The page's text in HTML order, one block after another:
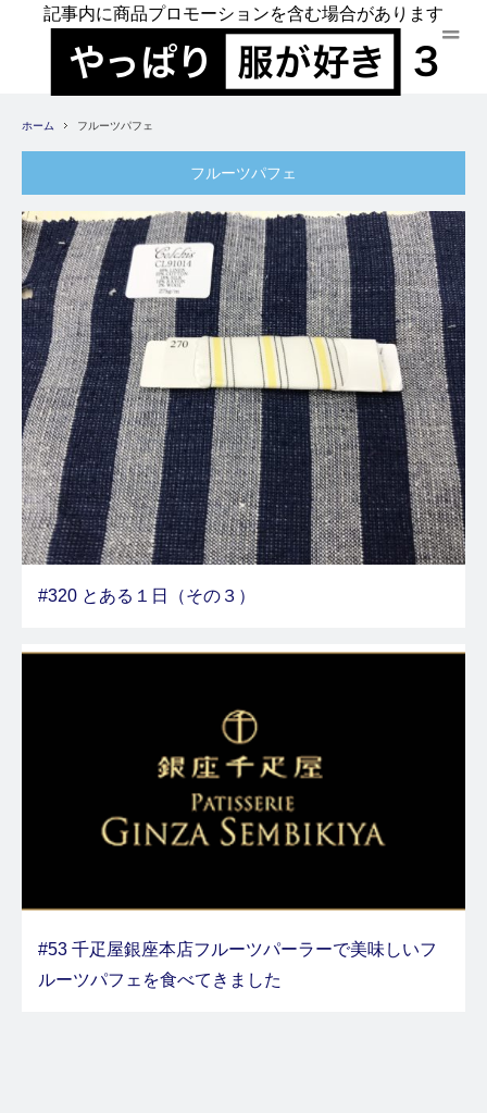
記事内に商品プロモーションを含む場合があります
ホーム フルーツパフェ
フルーツパフェ
#320 とある１日（その３）
#53 千疋屋銀座本店フルーツパーラーで美味しいフ
ルーツパフェを食べてきました